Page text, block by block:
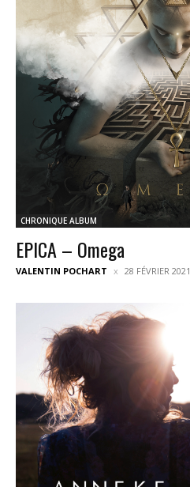
CHRONIQUE ALBUM
EPICA – Omega
VALENTIN POCHART 28 FÉVRIER 2021